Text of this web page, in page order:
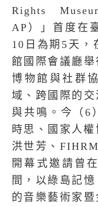
Rights
AP ）」首度在
10 日為期 5 天，
館國際會議廳
博物館與社群
域、跨國際的
與共鳴。今（6
時思、國家人
洪世芳、
開幕式邀請曾
間，以綠島記
的音樂藝術家